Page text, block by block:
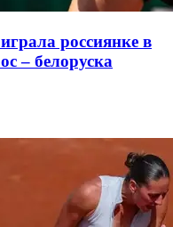
россиянке в
– белоруска